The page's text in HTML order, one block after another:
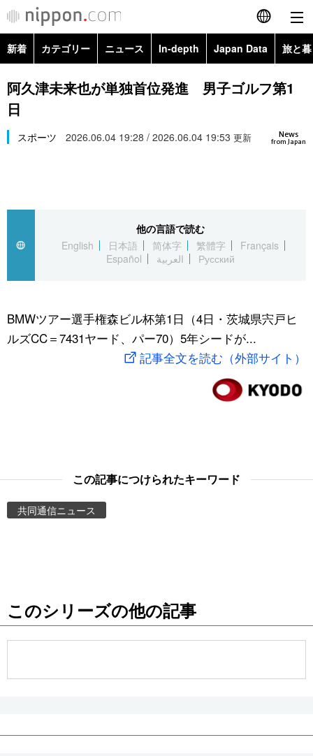
English
简体字
Русский
カテゴリー
経済・ビジネス
国際
文化
トップ
アーカイブ
In-depth
Japan Data
動画/Live
お知らせ
新着 カテゴリー ニュース In-depth Japan Data 旅と
政治・外交
経済・ビジネス
スポーツ・東京2020
Topics
阿久津未来也が単独首位発進 男子ゴルフ第1
日
News
from Japan
スポーツ 2026.06.04 19:28 / 2026.06.04 19:53 更新
他の言語で読む
English
日本語 简体字 繁體字
Français
Español
العربية Русский
BMWツアー選手権森ビル杯第1日（4日・茨城県宍戸ヒ
ルズCC＝7431ヤード、パー70）5年シードが...
記事全文を読む（外部サイト）
この記事につけられたキーワード
共同通信ニュース
このシリーズの他の記事